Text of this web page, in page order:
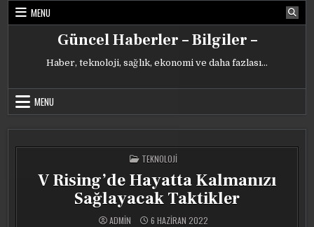
Skip
MENU
Güncel Haberler – Bilgiler –
Haber, teknoloji, sağlık, ekonomi ve daha fazlası…
MENU
POSTED
IN
TEKNOLOJI
V Rising’de Hayatta Kalmanızı
Sağlayacak Taktikler
ADMIN 6 HAZIRAN 2022